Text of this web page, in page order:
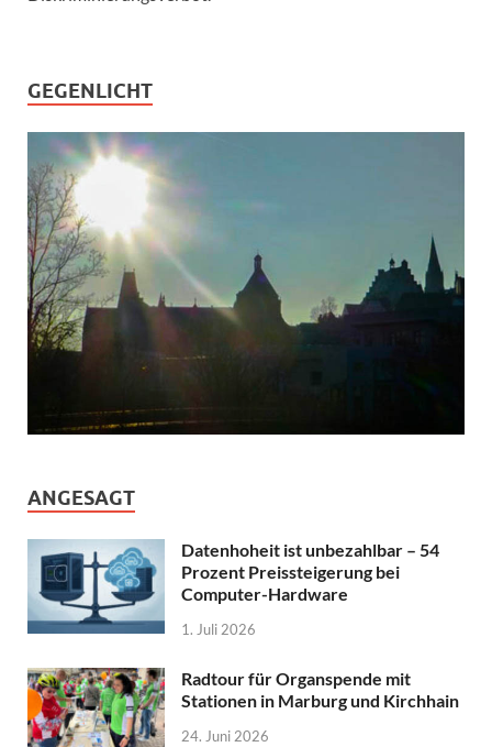
GEGENLICHT
ANGESAGT
Datenhoheit ist unbezahlbar – 54
Prozent Preissteigerung bei
Computer-Hardware
1. Juli 2026
Radtour für Organspende mit
Stationen in Marburg und Kirchhain
24. Juni 2026